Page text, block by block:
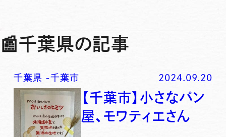
📰千葉県の記事
千葉県 -千葉市 2024.09.20
【千葉市】小さなパン
屋、モワティエさん